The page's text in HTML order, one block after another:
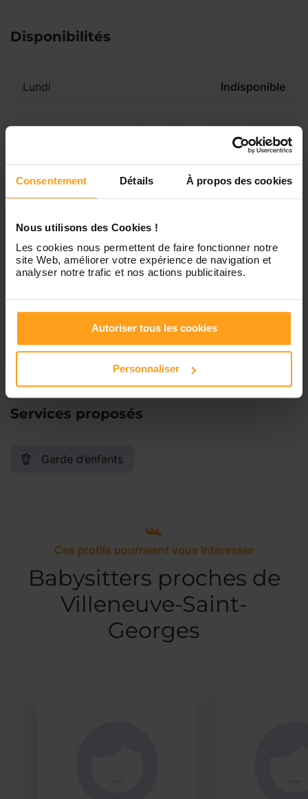
Consentement Détails À propos des cookies
Nous utilisons des Cookies !
Les cookies nous permettent de faire fonctionner notre
site Web, améliorer votre expérience de navigation et
analyser notre trafic et nos actions publicitaires.
Autoriser tous les cookies
Personnaliser
Disponibilités
Lundi Indisponible
Mardi Disponible de 00:00 à 00:00
Disponible de 00:00 à 00:30
Vendredi Disponible de 00:00 à 00:00
Samedi Disponible de 00:00 à 00:00
Dimanche Disponible de 00:00 à 00:00
Vous souhaitez connaître les
disponibilités de Ofély ?
Contactez-nous
Services proposés
Garde d’enfants
Ces profils pourraient vous intéresser
Babysitters proches de
Villeneuve-Saint-
Georges